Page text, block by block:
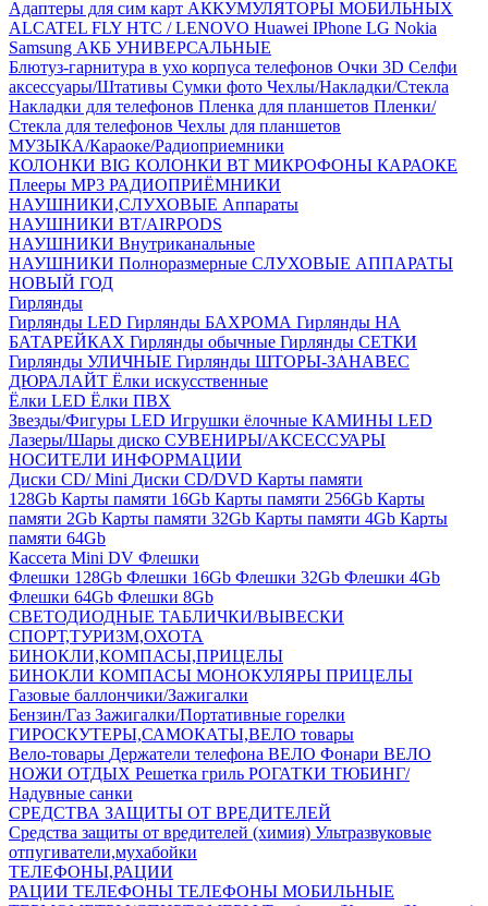
Адаптеры для сим карт АККУМУЛЯТОРЫ МОБИЛЬНЫХ
ALCATEL FLY HTC / LENOVO Huawei IPhone LG Nokia
Samsung АКБ УНИВЕРСАЛЬНЫЕ
Блютуз-гарнитура в ухо корпуса телефонов Очки 3D Селфи
аксессуары/Штативы Сумки фото Чехлы/Накладки/Стекла
Накладки для телефонов Пленка для планшетов Пленки/
Стекла для телефонов Чехлы для планшетов
МУЗЫКА/Караоке/Радиоприемники
КОЛОНКИ BIG КОЛОНКИ BT МИКРОФОНЫ КАРАОКЕ
Плееры MP3 РАДИОПРИЁМНИКИ
НАУШНИКИ,СЛУХОВЫЕ Аппараты
НАУШНИКИ BT/AIRPODS
НАУШНИКИ Внутриканальные
НАУШНИКИ Полноразмерные СЛУХОВЫЕ АППАРАТЫ
НОВЫЙ ГОД
Гирлянды
Гирлянды LED Гирлянды БАХРОМА Гирлянды НА
БАТАРЕЙКАХ Гирлянды обычные Гирлянды СЕТКИ
Гирлянды УЛИЧНЫЕ Гирлянды ШТОРЫ-ЗАНАВЕС
ДЮРАЛАЙТ Ёлки искусственные
Ёлки LED Ёлки ПВХ
Звезды/Фигуры LED Игрушки ёлочные КАМИНЫ LED
Лазеры/Шары диско СУВЕНИРЫ/АКСЕССУАРЫ
НОСИТЕЛИ ИНФОРМАЦИИ
Диски CD/ Mini Диски CD/DVD Карты памяти
128Gb Карты памяти 16Gb Карты памяти 256Gb Карты
памяти 2Gb Карты памяти 32Gb Карты памяти 4Gb Карты
памяти 64Gb
Кассета Mini DV Флешки
Флешки 128Gb Флешки 16Gb Флешки 32Gb Флешки 4Gb
Флешки 64Gb Флешки 8Gb
СВЕТОДИОДНЫЕ ТАБЛИЧКИ/ВЫВЕСКИ
СПОРТ,ТУРИЗМ,ОХОТА
БИНОКЛИ,КОМПАСЫ,ПРИЦЕЛЫ
БИНОКЛИ КОМПАСЫ МОНОКУЛЯРЫ ПРИЦЕЛЫ
Газовые баллончики/Зажигалки
Бензин/Газ Зажигалки/Портативные горелки
ГИРОСКУТЕРЫ,САМОКАТЫ,ВЕЛО товары
Вело-товары Держатели телефона ВЕЛО Фонари ВЕЛО
НОЖИ ОТДЫХ Решетка гриль РОГАТКИ ТЮБИНГ/
Надувные санки
СРЕДСТВА ЗАЩИТЫ ОТ ВРЕДИТЕЛЕЙ
Средства защиты от вредителей (химия) Ультразвуковые
отпугиватели,мухабойки
ТЕЛЕФОНЫ,РАЦИИ
РАЦИИ ТЕЛЕФОНЫ ТЕЛЕФОНЫ МОБИЛЬНЫЕ